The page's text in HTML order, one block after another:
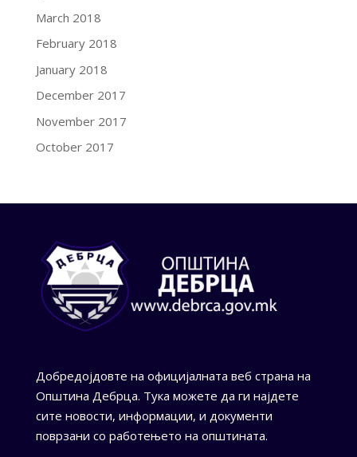
March 2018
February 2018
January 2018
December 2017
November 2017
October 2017
Добредојдовте на официјалната веб страна на
Општина Дебрца. Тука можете да ги најдете
сите новости, информации, и документи
поврзани со работењето на општината.